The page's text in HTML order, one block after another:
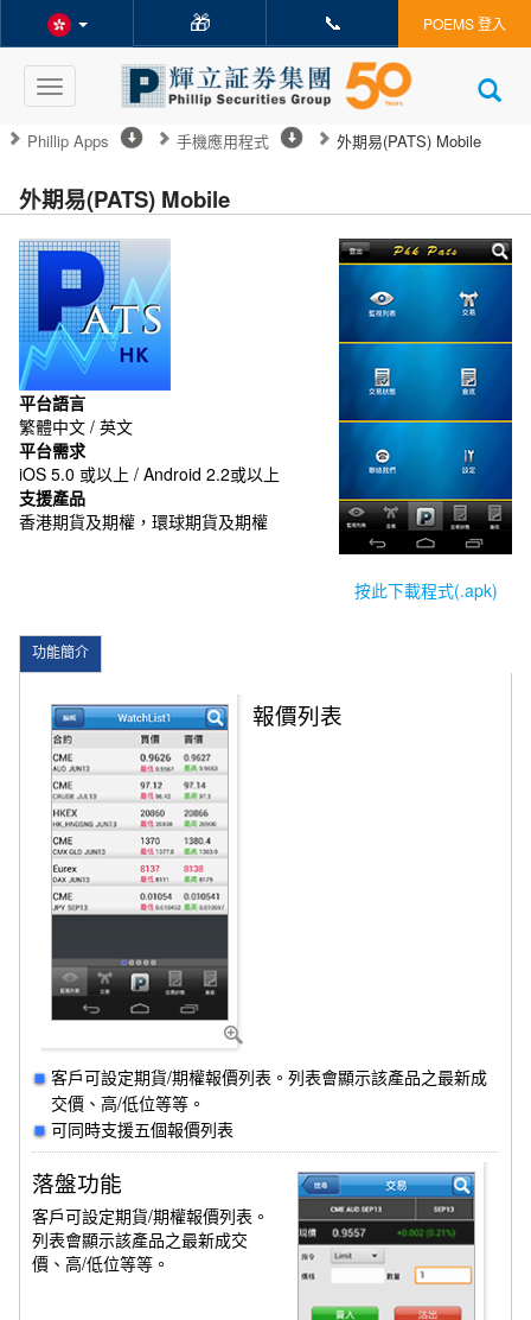
🎁 📞 POEMS 登入
Toggle
navigation
Phillip Apps 手機應用程式 外期易(PATS) Mobile
外期易(PATS) Mobile
平台語言
繁體中文 / 英文
平台需求
iOS 5.0 或以上 / Android 2.2或以上
支援產品
香港期貨及期權，環球期貨及期權
按此下載程式(.apk)
功能簡介
報價列表
客戶可設定期貨/期權報價列表。列表會顯示該產品之最新成
交價、高/低位等等。
可同時支援五個報價列表
落盤功能
客戶可設定期貨/期權報價列表。
列表會顯示該產品之最新成交
價、高/低位等等。